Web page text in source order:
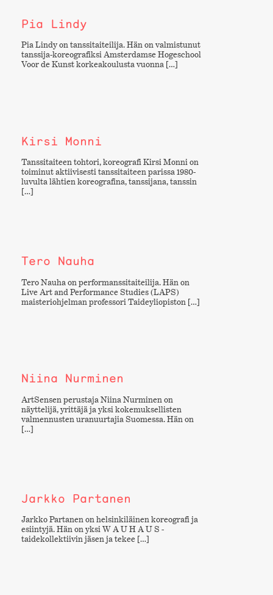
Pia Lindy
Pia Lindy on tanssitaiteilija. Hän on valmistunut
tanssija-koreografiksi Amsterdamse Hogeschool
Voor de Kunst korkeakoulusta vuonna […]
Kirsi Monni
Tanssitaiteen tohtori, koreografi Kirsi Monni on
toiminut aktiivisesti tanssitaiteen parissa 1980-
luvulta lähtien koreografina, tanssijana, tanssin
[…]
Tero Nauha
Tero Nauha on performanssitaiteilija. Hän on
Live Art and Performance Studies (LAPS)
maisteriohjelman professori Taideyliopiston […]
Niina Nurminen
ArtSensen perustaja Niina Nurminen on
näyttelijä, yrittäjä ja yksi kokemuksellisten
valmennusten uranuurtajia Suomessa. Hän on
[…]
Jarkko Partanen
Jarkko Partanen on helsinkiläinen koreografi ja
esiintyjä. Hän on yksi W A U H A U S -
taidekollektiivin jäsen ja tekee […]